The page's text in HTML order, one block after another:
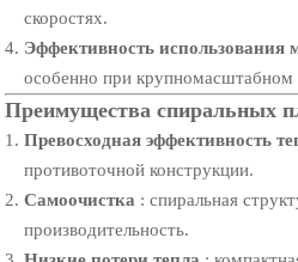
скоростях.
Эффективность использования
особенно при крупномасштабном
Преимущества спиральных
Превосходная эффективность
противоточной конструкции.
Самоочистка : спиральная
производительность.